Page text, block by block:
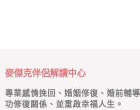
麥傑克伴侶解讀中心
專業感情挽回、婚姻修復、婚前輔
功修復關係、並重啟幸福人生。